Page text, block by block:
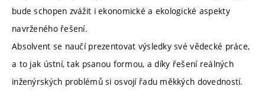
bude schopen zvážit i ekonomické a ekologické aspekty
navrženého řešení.
Absolvent se naučí prezentovat výsledky své vědecké práce,
a to jak ústní, tak psanou formou, a díky řešení reálných
inženýrských problémů si osvojí řadu měkkých dovedností.